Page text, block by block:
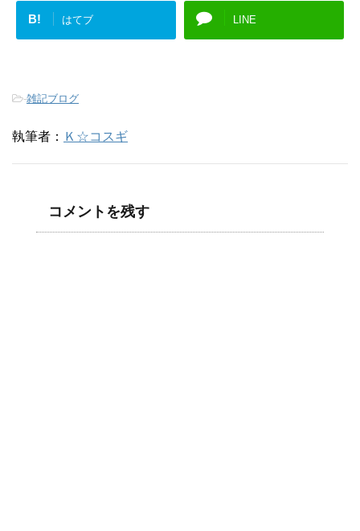
B! はてブ LINE
-雑記ブログ
執筆者： Ｋ☆コスギ
コメントを残す